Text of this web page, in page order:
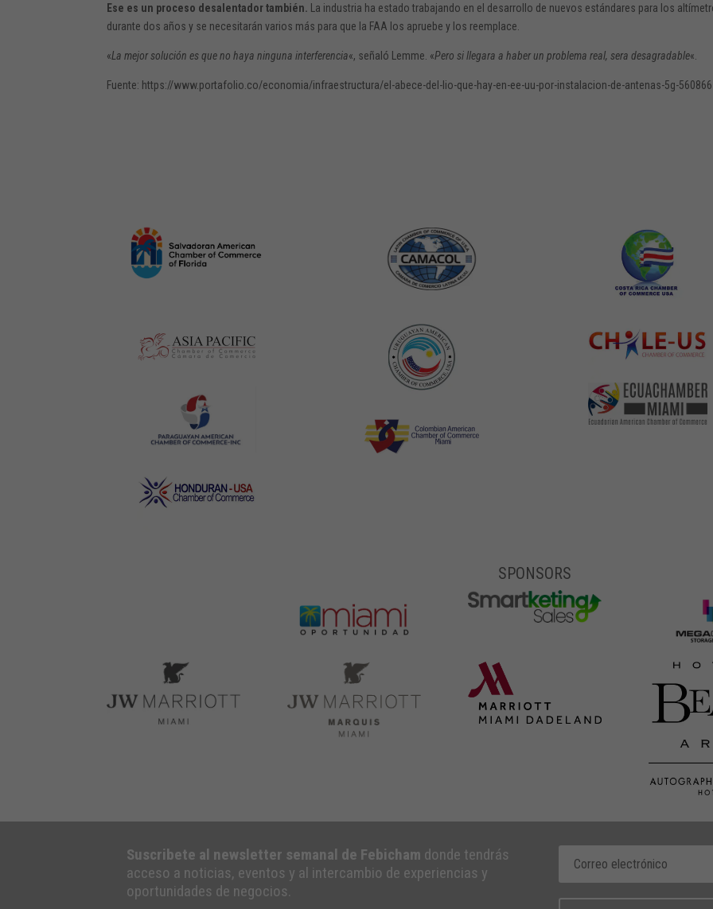
Ese es un proceso desalentador también. La industria ha estado trabajando en el desarrollo de nuevos estándares para los
durante dos años y se necesitarán varios más para que la FAA los apruebe y los reemplace.
«La mejor solución es que no haya ninguna interferencia«, señaló Lemme. «Pero si llegara a haber un problema real, sera desagradable«.
Fuente: https://www.portafolio.co/economia/infraestructura/el-abece-del-lio-que-hay-en-ee-uu-por-instalacion-de-antenas-5g-560866
SPONSORS
Suscribete al newsletter semanal de Febicham donde tendrás
acceso a noticias, eventos y al intercambio de experiencias y
oportunidades de negocios.